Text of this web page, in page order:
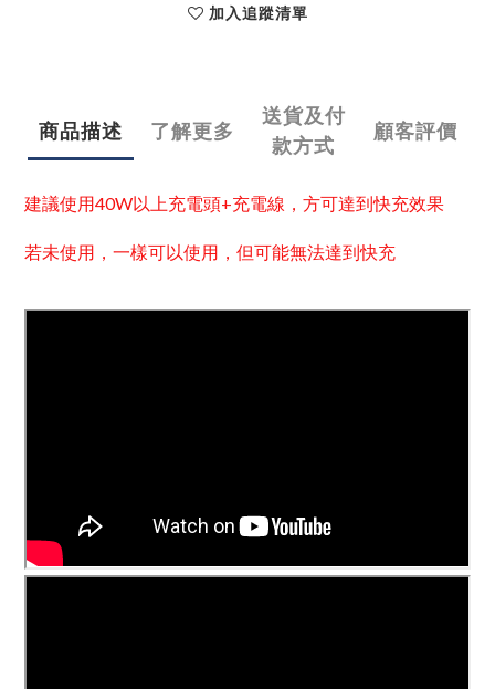
加入追蹤清單
商品描述 了解更多
送貨及付
款方式
顧客評價
建議使用40W以上充電頭+充電線，方可達到快充效果
若未使用，一樣可以使用，但可能無法達到快充